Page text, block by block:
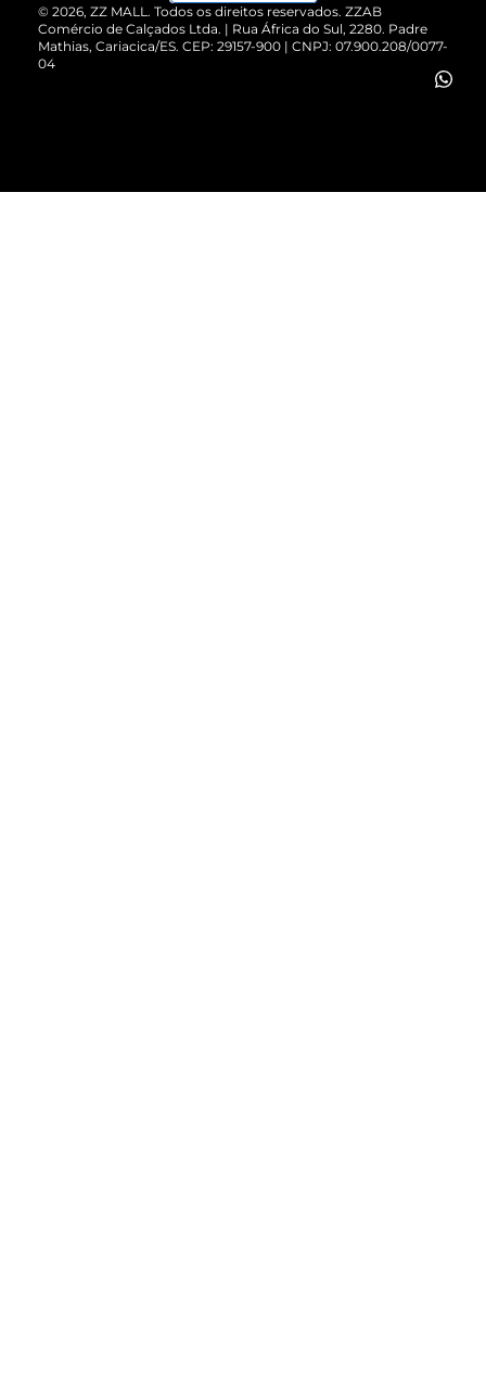
Cartão Presente
Vendas Corporativas
© 2026, ZZ MALL. Todos os direitos reservados. ZZAB
Comércio de Calçados Ltda. | Rua África do Sul, 2280. Padre
Mathias, Cariacica/ES. CEP: 29157-900 | CNPJ: 07.900.208/0077-
04